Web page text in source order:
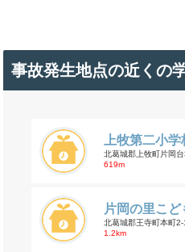
事故発生地点の近くの
上牧第二小
北葛城郡上牧町片岡
619m
片岡の里こ
北葛城郡王寺町本町
1.2km